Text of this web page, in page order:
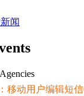
闻
移动用户编辑短信